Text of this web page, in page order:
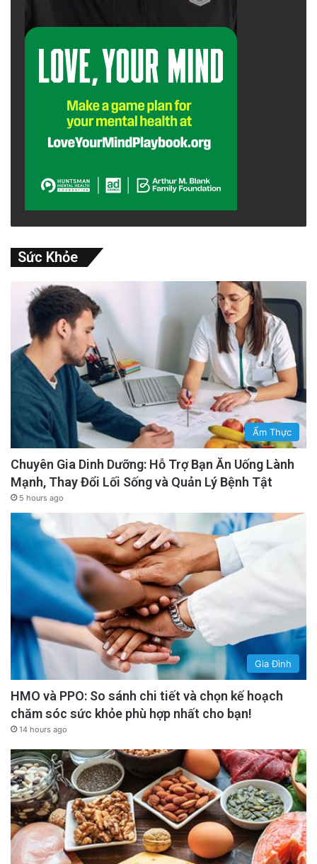
Sức Khỏe
Ẩm Thực
Chuyên Gia Dinh Dưỡng: Hỗ Trợ Bạn Ăn Uống Lành
Mạnh, Thay Đổi Lối Sống và Quản Lý Bệnh Tật
5 hours ago
Gia Đình
HMO và PPO: So sánh chi tiết và chọn kế hoạch
chăm sóc sức khỏe phù hợp nhất cho bạn!
14 hours ago